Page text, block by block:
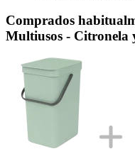
Comprados
Multiusos - Citronela